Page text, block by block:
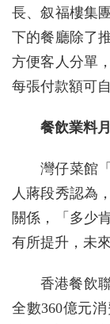
長、叙福樓集
下的餐廳除了
方便客人分單
每張付款額可
餐飲業料
灣仔菜館
人蔣段秀認為
關係，「多少
有所提升，未
香港餐飲
全數360億元